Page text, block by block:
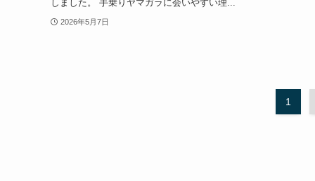
しました。 手乗りヤマガラに会いやすい理...
2026年5月7日
1